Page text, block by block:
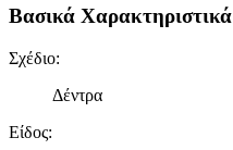
Βασικά Χαρακτηριστικά
Σχέδιο:
Δέντρα
Είδος: